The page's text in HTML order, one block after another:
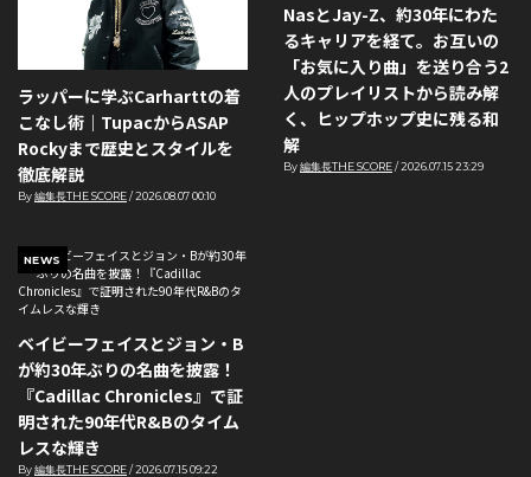
ラッパーに学ぶCarharttの着
こなし術｜TupacからASAP
Rockyまで歴史とスタイルを
徹底解説
By編集長THE SCORE/2026.08.07 00:10
NasとJay-Z、約30年にわた
るキャリアを経て。お互いの
「お気に入り曲」を送り合う2
人のプレイリストから読み解
く、ヒップホップ史に残る和
解
By編集長THE SCORE/2026.07.15 23:29
NEWS
ベイビーフェイスとジョン・B
が約30年ぶりの名曲を披露！
『Cadillac Chronicles』で証
明された90年代R&Bのタイム
レスな輝き
By編集長THE SCORE/2026.07.15 09:22